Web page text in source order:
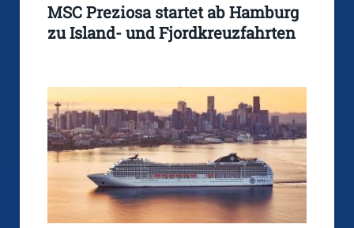
MSC Preziosa startet ab Hamburg
zu Island- und Fjordkreuzfahrten